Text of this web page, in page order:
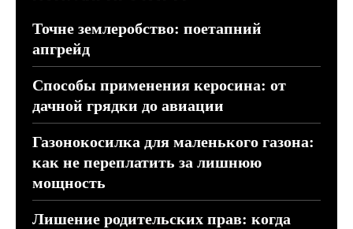
Точне землеробство: поетапний
апгрейд
Способы применения керосина: от
дачной грядки до авиации
Газонокосилка для маленького газона:
как не переплатить за лишнюю
мощность
Лишение родительских прав: когда